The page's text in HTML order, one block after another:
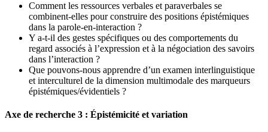
Comment les ressources verbales et paraverbales se
combinent-elles pour construire des positions épistémiques
dans la parole-en-interaction ?
Y a-t-il des gestes spécifiques ou des comportements du
regard associés à l’expression et à la négociation des savoirs
dans l’interaction ?
Que pouvons-nous apprendre d’un examen interlinguistique
et interculturel de la dimension multimodale des marqueurs
épistémiques/évidentiels ?
Axe de recherche 3 : Épistémicité et variation